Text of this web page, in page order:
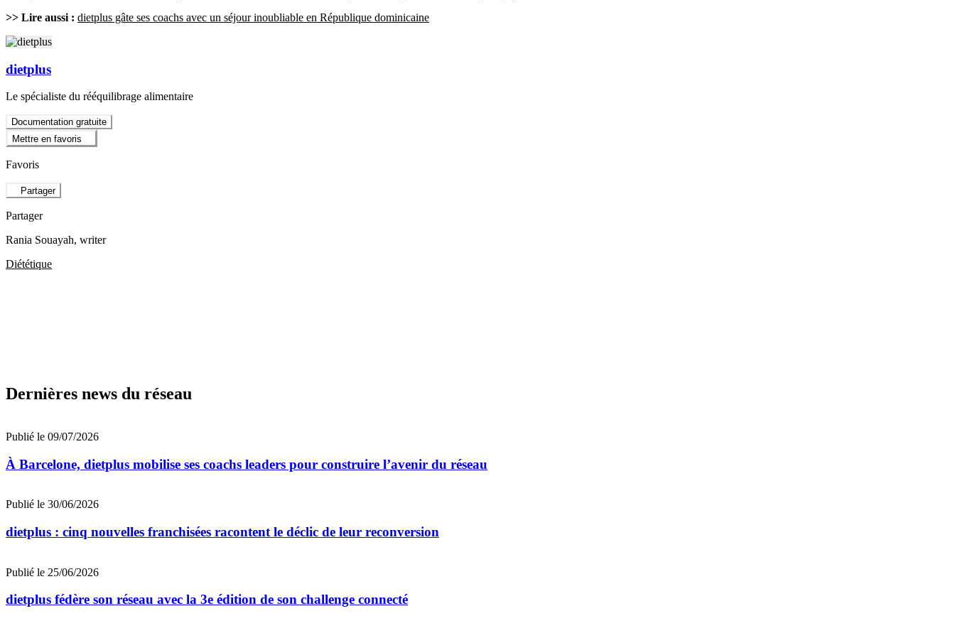
>> Lire aussi : dietplus gâte ses coachs avec un séjour inoubliable en République dominicaine
dietplus
Le spécialiste du rééquilibrage alimentaire
Documentation gratuite
Mettre en favoris
Favoris
Partager
Partager
Rania Souayah, writer
Diététique
Dernières news du réseau
Publié le 09/07/2026
À Barcelone, dietplus mobilise ses coachs leaders pour construire l’avenir du réseau
Publié le 30/06/2026
dietplus : cinq nouvelles franchisées racontent le déclic de leur reconversion
Publié le 25/06/2026
dietplus fédère son réseau avec la 3e édition de son challenge connecté